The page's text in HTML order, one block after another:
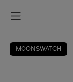
MOONSWATCH